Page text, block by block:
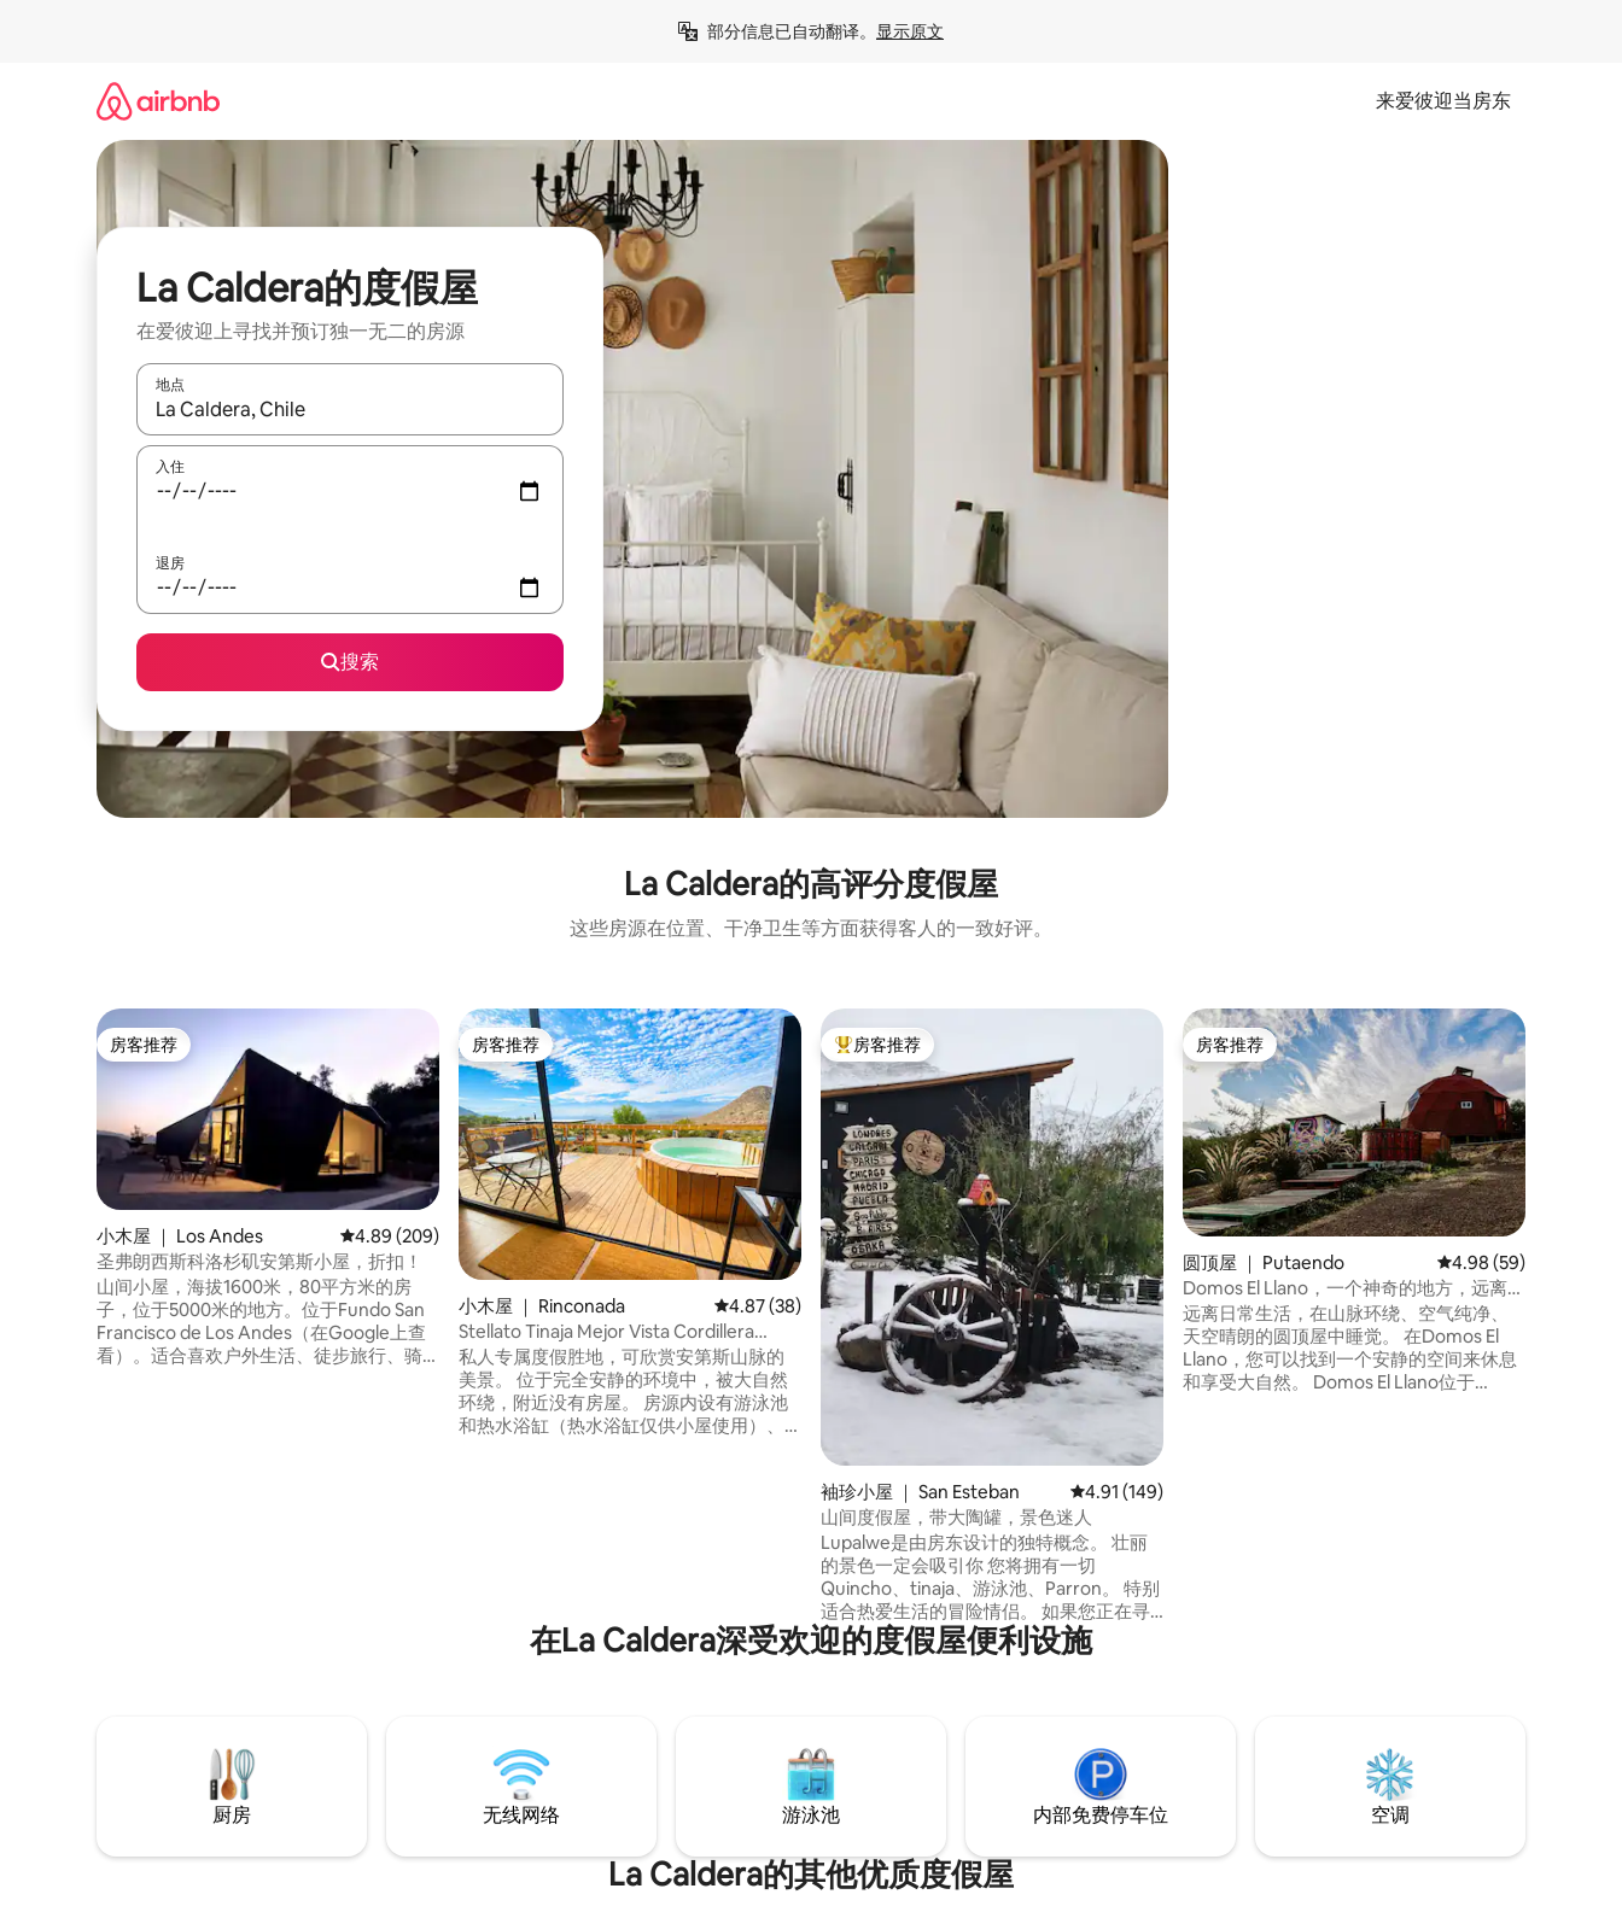
部分信息已自动翻译。 显示原文
来爱彼迎当房东
La Caldera的度假屋
在爱彼迎上寻找并预订独一无二的房源
地点
如有搜索结果，请使用上下方向键查看，或通过点击或滑动手势浏览。
入住
退房
搜索
La Caldera的高评分度假屋
这些房源在位置、干净卫生等方面获得客人的一致好评。
房客推荐
房客推荐
小木屋 ｜ Los Andes 平均评分 4.89 分（满分 5 分），共 209 条评价
4.89 (209)
圣弗朗西斯科洛杉矶安第斯小屋，折扣！
山间小屋，海拔1600米，80平方米的房
子，位于5000米的地方。位于Fundo San
Francisco de Los Andes（在Google上查
看）。适合喜欢户外生活、徒步旅行、骑
房客推荐
房客推荐
小木屋 ｜ Rinconada 平均评分 4.87 分（满分 5 分），共 38 条评价
4.87 (38)
Stellato Tinaja Mejor Vista Cordillera
Portillo WF 陶罐
私人专属度假胜地，可欣赏安第斯山脉的
美景。 位于完全安静的环境中，被大自然
环绕，附近没有房屋。 房源内设有游泳池
和热水浴缸（热水浴缸仅供小屋使用）、
热门「房客推荐」
房客推荐
袖珍小屋 ｜ San Esteban 平均评分 4.91 分（满分 5 分），共 149 条评价
4.91 (149)
山间度假屋，带大陶罐，景色迷人
Lupalwe是由房东设计的独特概念。 壮丽
的景色一定会吸引你 您将拥有一切
Quincho、tinaja、游泳池、Parron。 特别
适合热爱生活的冒险情侣。 如果您正在寻
找私密安静的房源，这里就是您的理想之
选。 位于Fundo San Francisco内，占地超
房客推荐
房客推荐
圆顶屋 ｜ Putaendo 平均评分 4.98 分（满
4.98 (59)
Domos El Llano，一个神奇的地方，远离喧
嚣
远离日常生活，在山脉环绕、空气纯净、
天空晴朗的圆顶屋中睡觉。 在Domos El
Llano，您可以找到一个安静的空间来休息
和享受大自然。 Domos El Llano位于
在La Caldera深受欢迎的度假屋便利设施
厨房 无线网络 游泳池 内部免费停车位 空调
La Caldera的其他优质度假屋